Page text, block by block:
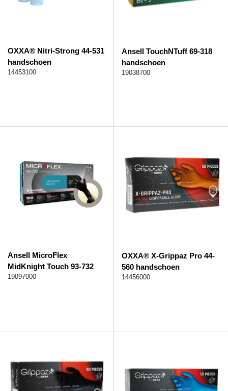
OXXA® Nitri-Strong 44-531
handschoen
14453100
Ansell TouchNTuff 69-318
handschoen
19038700
Ansell MicroFlex
MidKnight Touch 93-732
handschoen
19097000
OXXA® X-Grippaz Pro 44-
560 handschoen
14456000